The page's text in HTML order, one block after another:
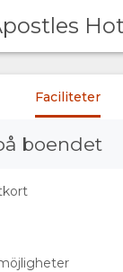
Faciliteter
boendet